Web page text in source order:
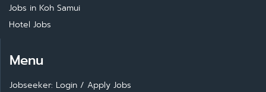
Jobs in Koh Samui
Hotel Jobs
Menu
Jobseeker: Login / Apply Jobs